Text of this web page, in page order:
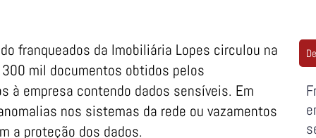
franqueados da Imobiliária Lopes circulou na
mil documentos obtidos pelos
à empresa contendo dados sensíveis. Em
nos sistemas da rede ou vazamentos
a proteção dos dados.